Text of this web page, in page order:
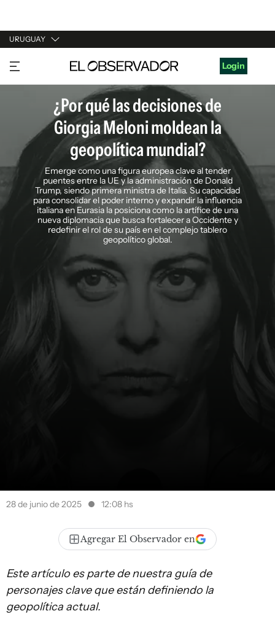
URUGUAY
URUGUAY
ARGENTINA
ESTADOS UNIDOS
Login
¿Por qué las decisiones de
Giorgia Meloni moldean la
geopolítica mundial?
Emerge como una figura europea clave al tender
puentes entre la UE y la administración de Donald
Trump, siendo primera ministra de Italia. Su capacidad
para consolidar el poder interno y expandir la influencia
italiana en Eurasia la posiciona como la artífice de una
nueva diplomacia que busca fortalecer a Occidente y
redefinir el rol de su país en el complejo tablero
geopolítico global.
28 de junio de 2025 12:08 hs
Agregar El Observador en
Este artículo es parte de nuestra guía de
personajes clave que están definiendo la
geopolítica actual.